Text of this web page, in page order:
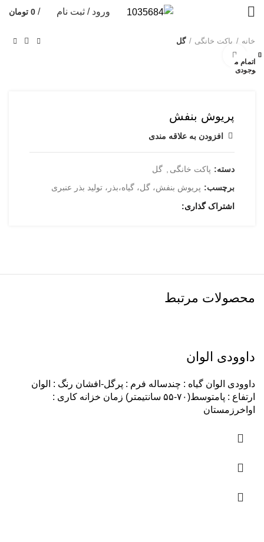
ورود / ثبت نام /
0 تومان
خانه پاکت خانگی
گل
پریوش بنفش
افزودن به علاقه مندی
دسته: پاکت خانگی
گل
برچسب: پریوش بنفش، گل، گیاه،بذر، تولید بذر عنبری
اشتراک گذاری
محصولات مرتبط
بستن
داوودی الوان
داوودی الوان گیاه : چندساله فرم : پرگل-افشان رنگ : الوان
ارتفاع : پامتوسط(۷۰-۵۵ سانتیمتر) زمان خزانه کاری :
اواخرزمستان
بستن
بستن
اتمام م
وجودی
بستن
بستن
بستن
بستن
اتمام م
وجودی
بستن